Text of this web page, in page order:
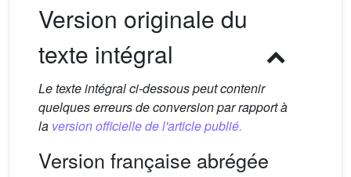
Version originale du
texte intégral
Le texte intégral ci-dessous peut contenir
quelques erreurs de conversion par rapport à
la version officielle de l'article publié.
Version française abrégée